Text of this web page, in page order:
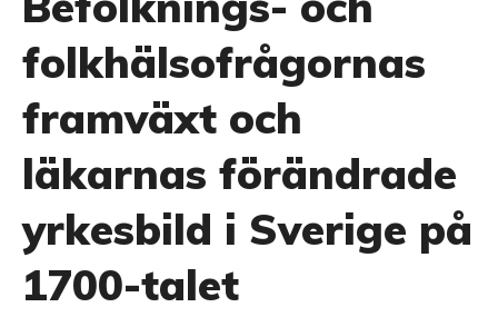
folkhälsofrågornas
framväxt och
läkarnas förändrade
yrkesbild i Sverige på
1700-talet